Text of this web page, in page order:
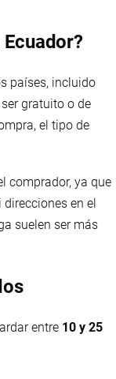
países, incluido
gratuito o de
el tipo de
comprador, ya que
en el
suelen ser más
entre 10 y 25